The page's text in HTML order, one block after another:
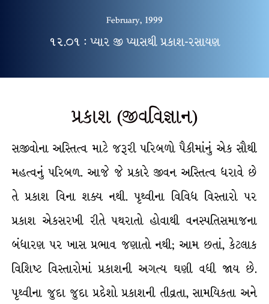
February, 1999
૧૨.૦૧ : પ્યાર જી પ્યાસથી પ્રકાશ-રસાયણ
પ્રકાશ (જીવવિજ્ઞાન)
સજીવોના અસ્તિત્વ માટે જરૂરી પરિબળો પૈકીમાંનું એક સૌથી
મહત્વનું પરિબળ. આજે જે પ્રકારે જીવન અસ્તિત્વ ધરાવે છે
તે પ્રકાશ વિના શક્ય નથી. પૃથ્વીના વિવિધ વિસ્તારો પર
પ્રકાશ એકસરખી રીતે પથરાતો હોવાથી વનસ્પતિસમાજના
બંધારણ પર ખાસ પ્રભાવ જણાતો નથી; આમ છતાં, કેટલાક
વિશિષ્ટ વિસ્તારોમાં પ્રકાશની અગત્ય ઘણી વધી જાય છે.
પૃથ્વીના જુદા જુદા પ્રદેશો પ્રકાશની તીવ્રતા, સામયિકતા અને